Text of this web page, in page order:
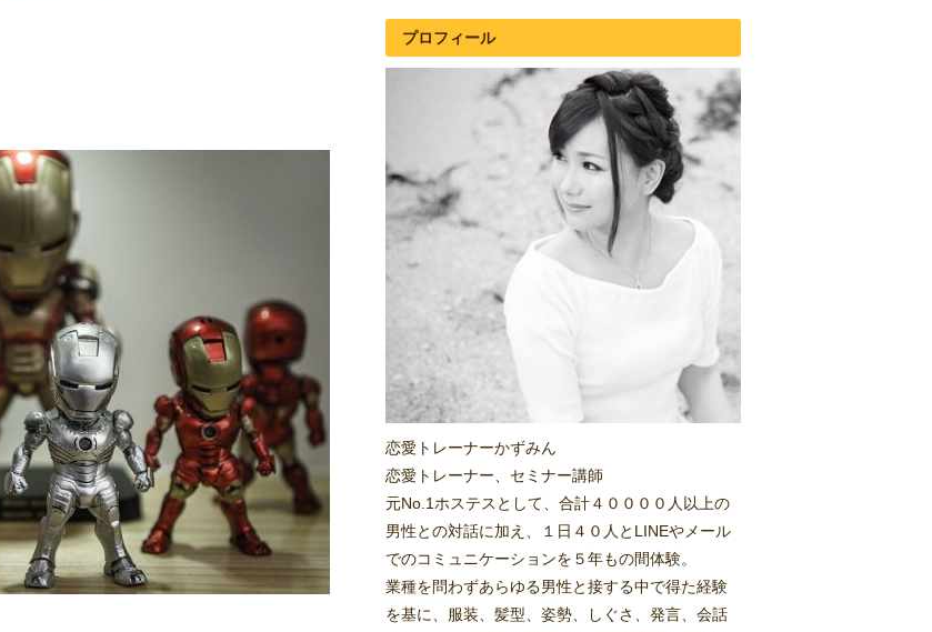
プロフィール
恋愛トレーナーかずみん
恋愛トレーナー、セミナー講師
元No.1ホステスとして、合計４００００人以上の
男性との対話に加え、１日４０人とLINEやメール
でのコミュニケーションを５年もの間体験。
業種を問わずあらゆる男性と接する中で得た経験
を基に、服装、髪型、姿勢、しぐさ、発言、会話